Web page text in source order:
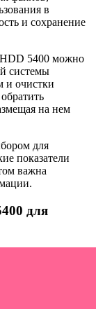
в
и сохранение
HDD 5400 можно
системы
и очистки
на нем
для
показатели
важна
для